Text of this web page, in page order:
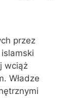
przez
wciąż
Władze